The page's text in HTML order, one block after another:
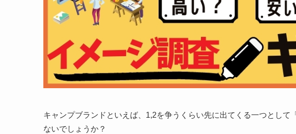
キャンプブランドといえば、1,2を争うくらい先に出てくる一つとして「
ないでしょうか？